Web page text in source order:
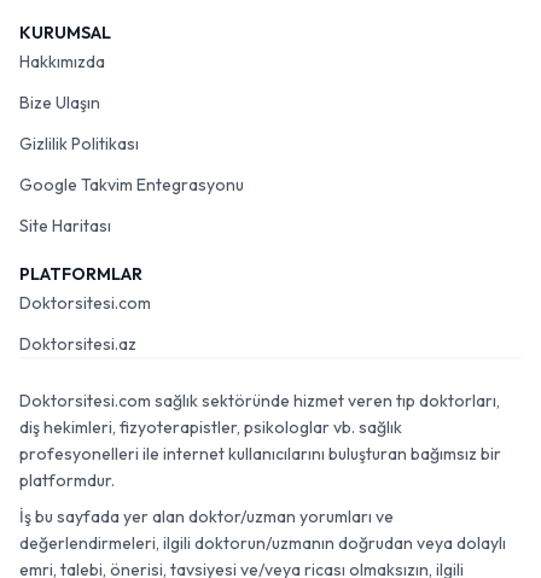
KURUMSAL
Hakkımızda
Bize Ulaşın
Gizlilik Politikası
Google Takvim Entegrasyonu
Site Haritası
PLATFORMLAR
Doktorsitesi.com
Doktorsitesi.az
Doktorsitesi.com sağlık sektöründe hizmet veren tıp doktorları,
diş hekimleri, fizyoterapistler, psikologlar vb. sağlık
profesyonelleri ile internet kullanıcılarını buluşturan bağımsız bir
platformdur.
İş bu sayfada yer alan doktor/uzman yorumları ve
değerlendirmeleri, ilgili doktorun/uzmanın doğrudan veya dolaylı
emri, talebi, önerisi, tavsiyesi ve/veya ricası olmaksızın, ilgili